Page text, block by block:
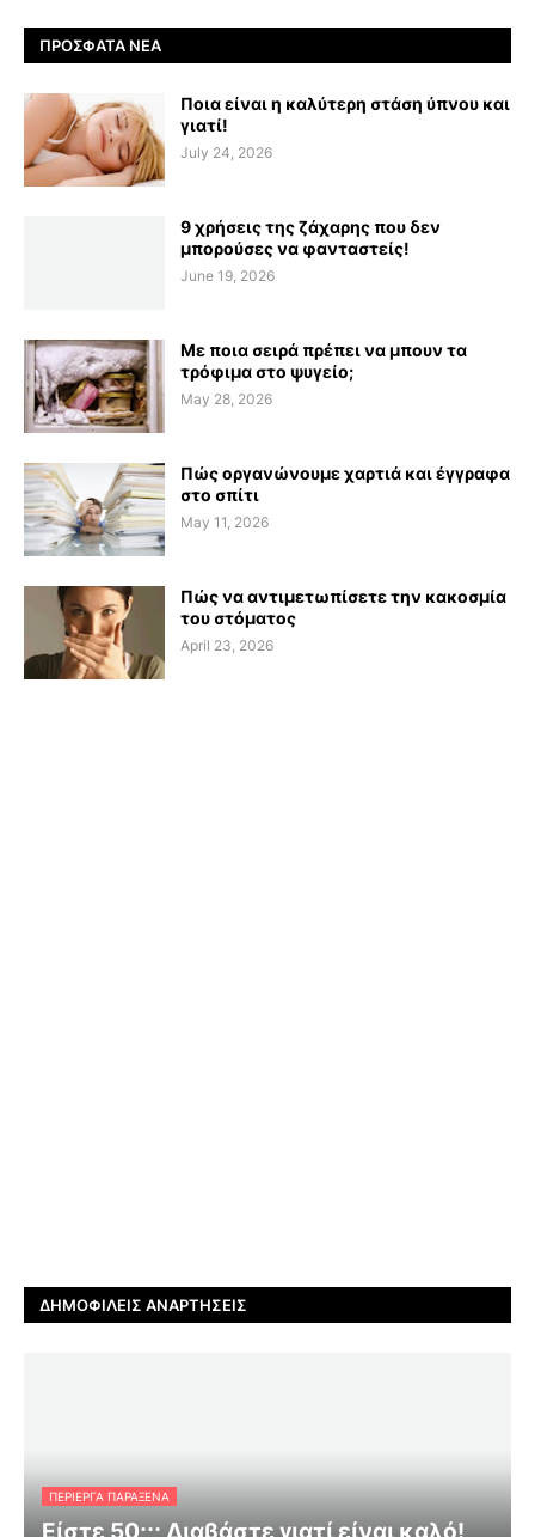
ΠΡΌΣΦΑΤΑ ΝΈΑ
Ποια είναι η καλύτερη στάση ύπνου και
γιατί!
July 24, 2026
9 χρήσεις της ζάχαρης που δεν
μπορούσες να φανταστείς!
June 19, 2026
Με ποια σειρά πρέπει να μπουν τα
τρόφιμα στο ψυγείο;
May 28, 2026
Πώς οργανώνουμε χαρτιά και έγγραφα
στο σπίτι
May 11, 2026
Πώς να αντιμετωπίσετε την κακοσμία
του στόματος
April 23, 2026
ΔΗΜΟΦΙΛΕΊΣ ΑΝΑΡΤΉΣΕΙΣ
ΠΕΡΊΕΡΓΑ ΠΑΡΆΞΕΝΑ